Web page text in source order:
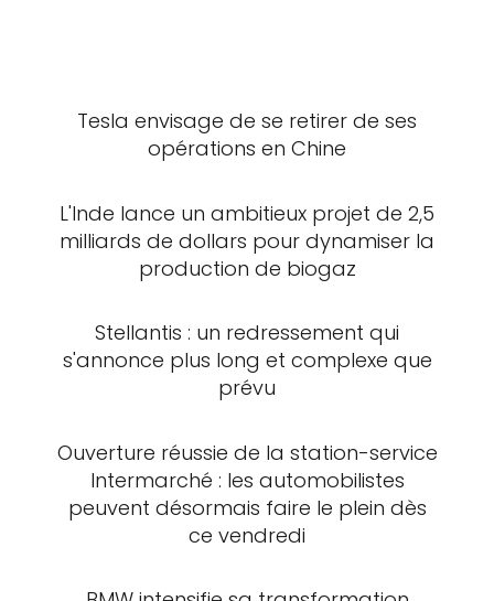
Tesla envisage de se retirer de ses
opérations en Chine
L'Inde lance un ambitieux projet de 2,5
milliards de dollars pour dynamiser la
production de biogaz
Stellantis : un redressement qui
s'annonce plus long et complexe que
prévu
Ouverture réussie de la station-service
Intermarché : les automobilistes
peuvent désormais faire le plein dès
ce vendredi